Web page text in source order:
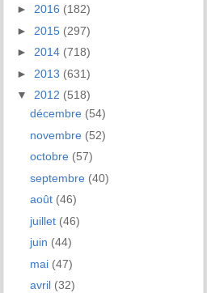
► 2016 (182)
► 2015 (297)
► 2014 (718)
► 2013 (631)
▼ 2012 (518)
décembre (54)
novembre (52)
octobre (57)
septembre (40)
août (46)
juillet (46)
juin (44)
mai (47)
avril (32)